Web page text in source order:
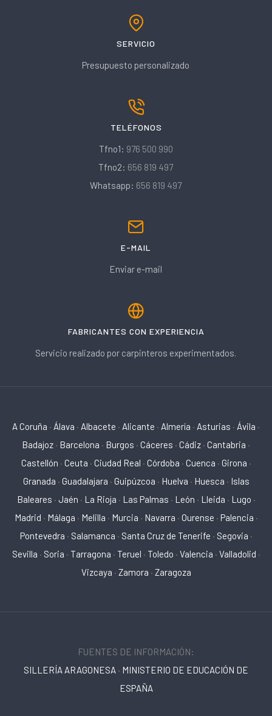
SERVICIO
Presupuesto personalizado
TELÉFONOS
Tfno1: 976 500 990
Tfno2: 656 819 497
Whatsapp: 656 819 497
E-MAIL
Enviar e-mail
FABRICANTES CON EXPERIENCIA
Servicio realizado por carpinteros experimentados.
A Coruña · Álava · Albacete · Alicante · Almería · Asturias · Ávila ·
Badajoz · Barcelona · Burgos · Cáceres · Cádiz · Cantabria ·
Castellón · Ceuta · Ciudad Real · Córdoba · Cuenca · Girona ·
Granada · Guadalajara · Guipúzcoa · Huelva · Huesca · Islas
Baleares · Jaén · La Rioja · Las Palmas · León · Lleida · Lugo ·
Madrid · Málaga · Melilla · Murcia · Navarra · Ourense · Palencia ·
Pontevedra · Salamanca · Santa Cruz de Tenerife · Segovia ·
Sevilla · Soria · Tarragona · Teruel · Toledo · Valencia · Valladolid ·
Vizcaya · Zamora · Zaragoza
FUENTES DE INFORMACIÓN:
SILLERÍA ARAGONESA · MINISTERIO DE EDUCACIÓN DE
ESPAÑA